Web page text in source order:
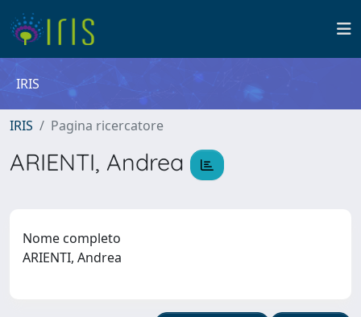
IRIS
IRIS Pagina ricercatore
ARIENTI, Andrea
Nome completo
ARIENTI, Andrea